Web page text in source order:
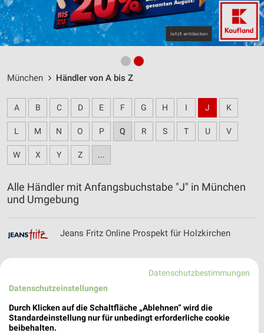
München Händler von A bis Z
A B C D E F G H I J K
L M N O P Q R S T U V
W X Y Z ...
Alle Händler mit Anfangsbuchstabe "J" in München
und Umgebung
Jeans Fritz Online Prospekt für Holzkirchen
JYSK Katalog und Prospekte für München
Datenschutzbestimmungen
Datenschutzeinstellungen
Durch Klicken auf die Schaltfläche „Ablehnen“ wird die
Standardeinstellung nur für unbedingt erforderliche cookie
beibehalten.